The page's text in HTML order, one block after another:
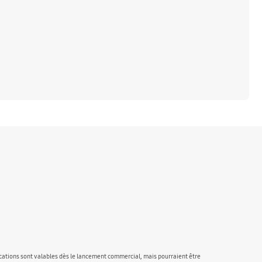
sont valables dès le lancement commercial, mais pourraient être